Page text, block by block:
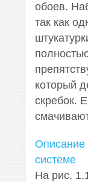
обоев.
так как
который
скребок.
Описание
системе
На рис.